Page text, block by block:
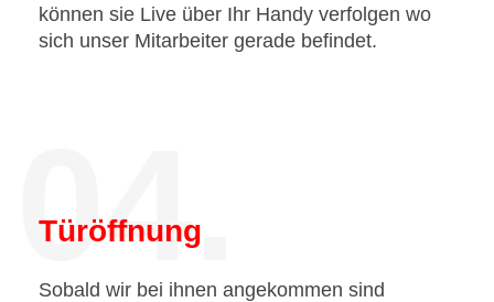
können sie Live über Ihr Handy verfolgen wo
sich unser Mitarbeiter gerade befindet.
04.
Türöffnung
Sobald wir bei ihnen angekommen sind